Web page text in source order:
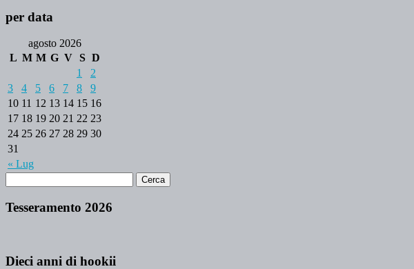
per data
agosto 2026
L M M G V S D
« Lug
1
2
3
4 5 6 7 8
9
10 11 12 13 14 15 16
17 18 19 20 21 22 23
24 25 26 27 28 29 30
31
Tesseramento 2026
Dieci anni di hookii